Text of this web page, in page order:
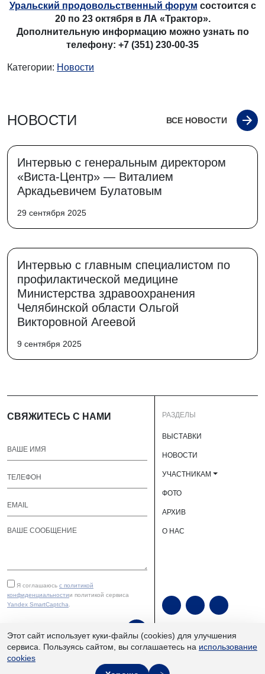
Уральский продовольственный форум состоится с
20 по 23 октября в ЛА «Трактор».
Дополнительную информацию можно узнать по
телефону: +7 (351) 230-00-35
Категории: Новости
НОВОСТИ ВСЕ НОВОСТИ
Интервью с генеральным директором
«Виста-Центр» — Виталием
Аркадьевичем Булатовым
29 сентября 2025
Интервью с главным специалистом по
профилактической медицине
Министерства здравоохранения
Челябинской области Ольгой
Викторовной Агеевой
9 сентября 2025
СВЯЖИТЕСЬ С НАМИ
Я соглашаюсь с политикой
конфиденциальностии политикой сервиса
Yandex SmartCaptcha
РАЗДЕЛЫ
ВЫСТАВКИ
НОВОСТИ
УЧАСТНИКАМ
ФОТО
АРХИВ
О НАС
ЮУКВЦ «Экспочел» | ©
Этот сайт использует куки-файлы (cookies) для улучшения
сервиса. Пользуясь сайтом, вы соглашаетесь на использование
cookies